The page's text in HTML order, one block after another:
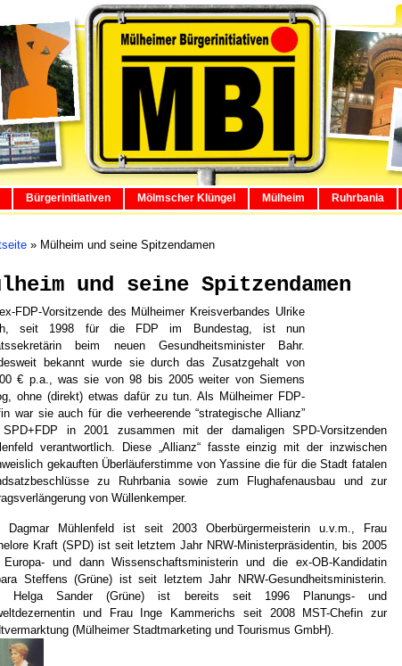
Bürgerinitiativen Mölmscher Klüngel Mülheim Ruhrbania
» Mülheim und seine Spitzendamen
und seine Spitzendamen
FDP-Vorsitzende des Mülheimer Kreisverbandes Ulrike
seit 1998 für die FDP im Bundestag, ist nun
beim neuen Gesundheitsminister Bahr.
bekannt wurde sie durch das Zusatzgehalt von
€ p.a., was sie von 98 bis 2005 weiter von Siemens
ohne (direkt) etwas dafür zu tun. Als Mülheimer FDP-
war sie auch für die verheerende “strategische Allianz”
in 2001 zusammen mit der damaligen SPD-Vorsitzenden
verantwortlich. Diese „Allianz“ fasste einzig mit der inzwischen
gekauften Überläuferstimme von Yassine die für die Stadt fatalen
zu Ruhrbania sowie zum Flughafenausbau und zur
von Wüllenkemper.
Dagmar Mühlenfeld ist seit 2003 Oberbürgermeisterin u.v.m., Frau
Kraft (SPD) ist seit letztem Jahr NRW-Ministerpräsidentin, bis 2005
und dann Wissenschaftsministerin und die ex-OB-Kandidatin
Steffens (Grüne) ist seit letztem Jahr NRW-Gesundheitsministerin.
Helga Sander (Grüne) ist bereits seit 1996 Planungs- und
und Frau Inge Kammerichs seit 2008 MST-Chefin zur
(Mülheimer Stadtmarketing und Tourismus GmbH).